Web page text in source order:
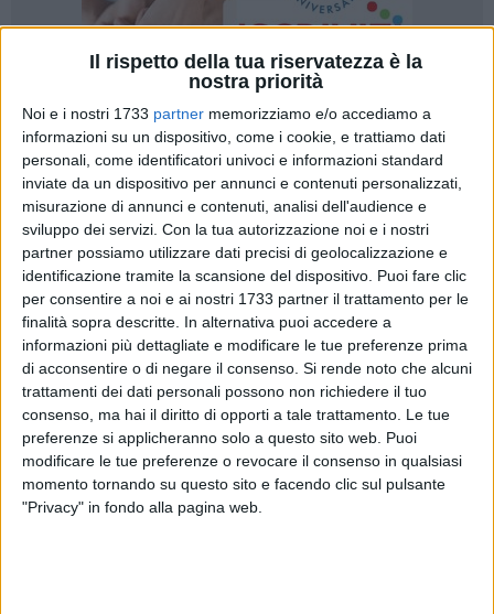
Il rispetto della tua riservatezza è la
nostra priorità
Noi e i nostri 1733 partner memorizziamo e/o accediamo a
informazioni su un dispositivo, come i cookie, e trattiamo dati
personali, come identificatori univoci e informazioni standard
inviate da un dispositivo per annunci e contenuti personalizzati,
misurazione di annunci e contenuti, analisi dell'audience e
sviluppo dei servizi. Con la tua autorizzazione noi e i nostri
partner possiamo utilizzare dati precisi di geolocalizzazione e
identificazione tramite la scansione del dispositivo. Puoi fare clic
per consentire a noi e ai nostri 1733 partner il trattamento per le
finalità sopra descritte. In alternativa puoi accedere a
informazioni più dettagliate e modificare le tue preferenze prima
di acconsentire o di negare il consenso. Si rende noto che alcuni
trattamenti dei dati personali possono non richiedere il tuo
consenso, ma hai il diritto di opporti a tale trattamento. Le tue
preferenze si applicheranno solo a questo sito web. Puoi
modificare le tue preferenze o revocare il consenso in qualsiasi
momento tornando su questo sito e facendo clic sul pulsante
"Privacy" in fondo alla pagina web.
1
Acqua a costi equi e un sostegno concreto all'innovazione
tecnologica per favorire la rinascita del comparto agricolo.
Un emendamento presentato da Tonia Spina in
Commissione agricoltura ha permesso di frenare l'impatto
delle tariffe per l'irrigazione dei campi stabilite dai Consorzi
di bonifica dal 2022 in poi. Gli agricoltori stanno ricevendo
un contributo, calcolato sulla differenza massima tra le
tariffe applicate per l'annualità 2022 e i maggiori oneri
dovuti agli aumenti energetici.